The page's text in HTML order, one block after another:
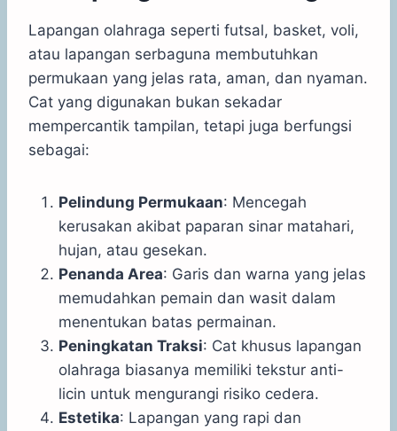
Lapangan olahraga seperti futsal, basket, voli,
atau lapangan serbaguna membutuhkan
permukaan yang jelas rata, aman, dan nyaman.
Cat yang digunakan bukan sekadar
mempercantik tampilan, tetapi juga berfungsi
sebagai:
Pelindung Permukaan: Mencegah
kerusakan akibat paparan sinar matahari,
hujan, atau gesekan.
Penanda Area: Garis dan warna yang jelas
memudahkan pemain dan wasit dalam
menentukan batas permainan.
Peningkatan Traksi: Cat khusus lapangan
olahraga biasanya memiliki tekstur anti-
licin untuk mengurangi risiko cedera.
Estetika: Lapangan yang rapi dan